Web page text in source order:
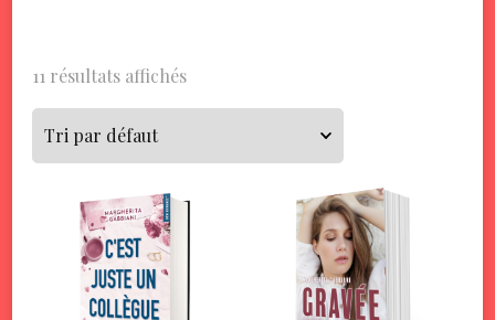
11 résultats affichés